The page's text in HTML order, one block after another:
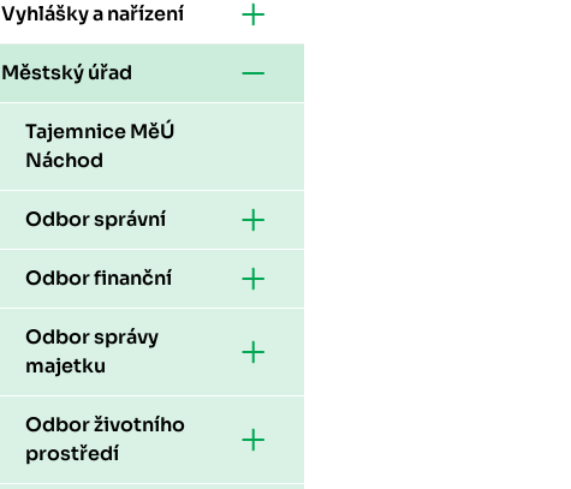
Vyhlášky a nařízení
Městský úřad
Tajemnice MěÚ
Náchod
Odbor správní
Odbor finanční
Odbor správy
majetku
Odbor životního
prostředí